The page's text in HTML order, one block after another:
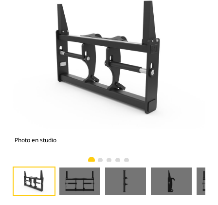
Photo en studio